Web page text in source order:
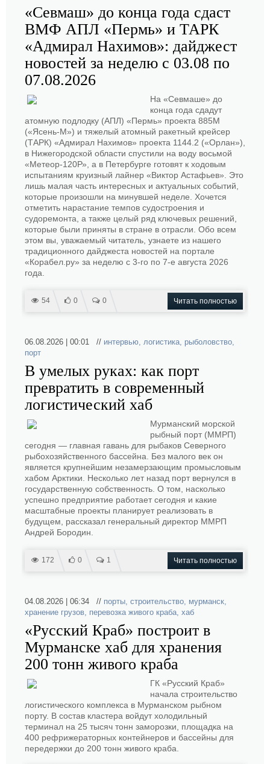
«Севмаш» до конца года сдаст
ВМФ АПЛ «Пермь» и ТАРК
«Адмирал Нахимов»: дайджест
новостей за неделю с 03.08 по
07.08.2026
На «Севмаше» до
конца года сдадут
атомную подлодку (АПЛ) «Пермь» проекта 885М
(«Ясень-М») и тяжелый атомный ракетный крейсер
(ТАРК) «Адмирал Нахимов» проекта 1144.2 («Орлан»),
в Нижегородской области спустили на воду восьмой
«Метеор-120Р», а в Петербурге готовят к ходовым
испытаниям круизный лайнер «Виктор Астафьев». Это
лишь малая часть интересных и актуальных событий,
которые произошли на минувшей неделе. Хочется
отметить нарастание темпов судостроения и
судоремонта, а также целый ряд ключевых решений,
которые были приняты в стране в отрасли. Обо всем
этом вы, уважаемый читатель, узнаете из нашего
традиционного дайджеста новостей на портале
«Корабел.ру» за неделю с 3-го по 7-е августа 2026
года.
54 0 0 Читать полностью
06.08.2026 | 00:01 // интервью, логистика, рыболовство,
порт
В умелых руках: как порт
превратить в современный
логистический хаб
Мурманский морской
рыбный порт (ММРП)
сегодня — главная гавань для рыбаков Северного
рыбохозяйственного бассейна. Без малого век он
является крупнейшим незамерзающим промысловым
хабом Арктики. Несколько лет назад порт вернулся в
государственную собственность. О том, насколько
успешно предприятие работает сегодня и какие
масштабные проекты планирует реализовать в
будущем, рассказал генеральный директор ММРП
Андрей Бородин.
172 0 1 Читать полностью
04.08.2026 | 06:34 // порты, строительство, мурманск,
хранение грузов, перевозка живого краба, хаб
«Русский Краб» построит в
Мурманске хаб для хранения
200 тонн живого краба
ГК «Русский Краб»
начала строительство
логистического комплекса в Мурманском рыбном
порту. В состав кластера войдут холодильный
терминал на 25 тысяч тонн заморозки, площадка на
400 рефрижераторных контейнеров и бассейны для
передержки до 200 тонн живого краба.